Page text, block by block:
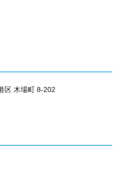
区 木場町 8-202